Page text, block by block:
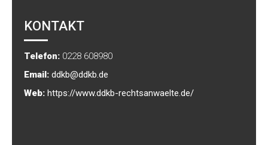
KONTAKT
Telefon: 0228 608980
Email: ddkb@ddkb.de
Web: https://www.ddkb-rechtsanwaelte.de/